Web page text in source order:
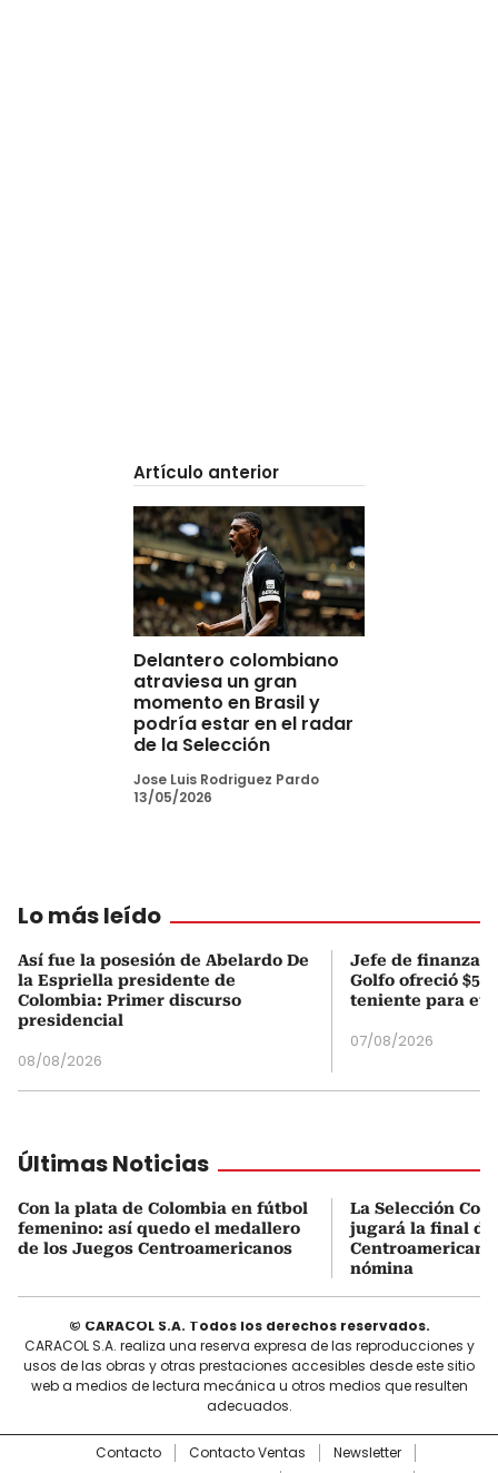
Artículo anterior
Delantero colombiano
atraviesa un gran
momento en Brasil y
podría estar en el radar
de la Selección
Jose Luis Rodriguez Pardo
13/05/2026
Lo más leído
Así fue la posesión de Abelardo De
la Espriella presidente de
Colombia: Primer discurso
presidencial
08/08/2026
Jefe de finanzas
Golfo ofreció
teniente para
07/08/2026
Últimas Noticias
Con la plata de Colombia en fútbol
femenino: así quedo el medallero
de los Juegos Centroamericanos
La Selección
jugará la final de
nómina
© CARACOL S.A. Todos los derechos reservados.
CARACOL S.A. realiza una reserva expresa de las reproducciones y
usos de las obras y otras prestaciones accesibles desde este sitio
web a medios de lectura mecánica u otros medios que resulten
adecuados.
Contacto Contacto Ventas
Newsletter